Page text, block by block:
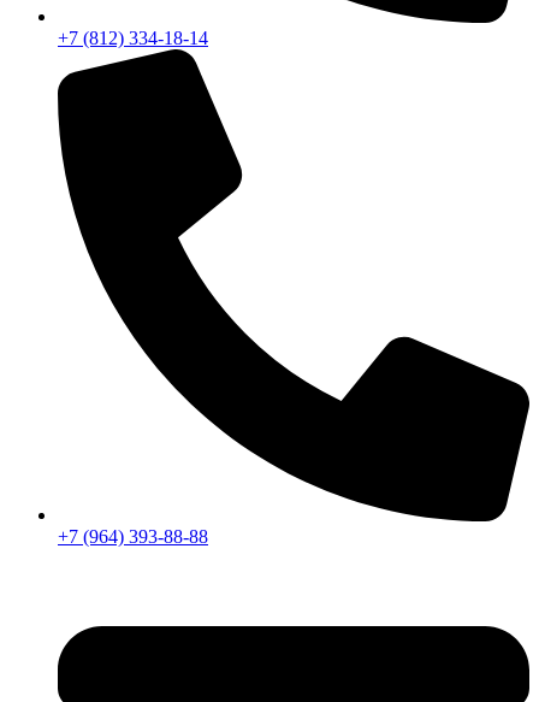
+7 (812) 334-18-14
+7 (964) 393-88-88